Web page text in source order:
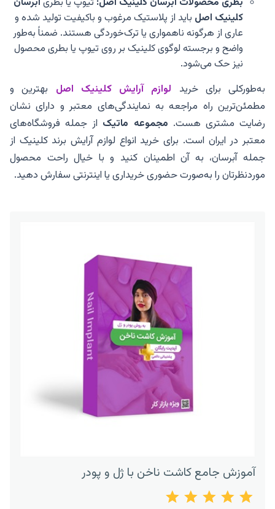
کلینیک اصل باید از پلاستیک مرغوب و باکیفیت تولید شده و
عاری از هرگونه ناهمواری یا ترک‌خوردگی هستند. ضمناً به‌طور
واضح و برجسته لوگوی کلینیک بر روی تیوپ یا بطری محصول
نیز حک می‌شود.
به‌طورکلی برای خرید لوازم آرایش کلینیک اصل بهترین و
مطمئن‌ترین راه مراجعه به نمایندگی‌های معتبر و دارای نشان
رضایت مشتری هست. مجموعه ماتیک از جمله فروشگاه‌های
معتبر در ایران است. برای خرید انواع لوازم آرایش برند کلینیک از
جمله آبرسان، به آن اطمینان کنید و با خیال راحت محصول
موردنظرتان را به‌صورت حضوری خریداری یا اینترنتی سفارش دهید.
آموزش جامع کاشت ناخن با ژل و پودر